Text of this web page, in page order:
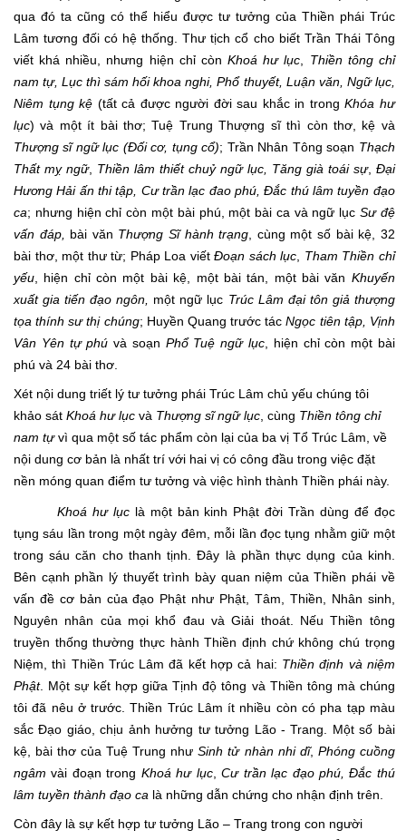
qua đó ta cũng có thể hiểu được tư tưởng của Thiền phái Trúc
Lâm tương đối có hệ thống. Thư tịch cổ cho biết Trần Thái Tông
viết khá nhiều, nhưng hiện chỉ cònKhoá hư lục
Thiền tông chỉ
nam tự, Lục thì sám hối khoa nghi, Phổ thuyết, Luận văn, Ngữ lục,
Niêm tụng kệ (tất cả được người đời sau khắc in trongKhóa hư
lục) và một ít bài thơ; Tuệ Trung Thượng sĩ thì còn thơ, kệ và
Thượng sĩ ngữ lục (Đối cơ, tụng cổ); Trần Nhân Tông soạn Thạch
Thất mỵ ngữ, Thiền lâm thiết chuỷ ngữ lục, Tăng già toái sự, Đại
Hương Hải ấn thi tập, Cư trần lạc đao phú, Đắc thú lâm tuyền đạo
ca; nhưng hiện chỉ còn một bài phú, một bài ca và ngữ lụcSư đệ
vấn đáp, bài văn Thượng Sĩ hành trạng , cùng một số bài kệ, 32
bài thơ, một thư từ; Pháp Loa viếtĐoạn sách lục
Tham Thiền chỉ
yếu , hiện chỉ còn một bài kệ, một bài tán, một bài văn Khuyến
xuất gia tiến đạo ngôn, một ngữ lục Trúc Lâm đại tôn giả thượng
tọa thính sư thị chúng; Huyền Quang trước tácNgọc tiên tập, Vịnh
Vân Yên tự phúvà soạn Phổ Tuệ ngữ lục, hiện chỉ còn một bài
phú và 24 bài thơ.
Xét nội dung triết lý tư tưởng phái Trúc Lâm chủ yếu chúng tôi
khảo sát Khoá hư lục và Thượng sĩ ngữ lục , cùng Thiền tông chỉ
nam tựvì qua một số tác phẩm còn lại của ba vị Tổ Trúc Lâm, về
nội dung cơ bản là nhất trí với hai vị có công đầu trong việc đặt
nền móng quan điểm tư tưởng và việc hình thành Thiền phái này.
Khoá hư lụclà một bản kinh Phật đời Trần dùng để đọc
tụng sáu lần trong một ngày đêm, mỗi lần đọc tụng nhằm giữ một
trong sáu căn cho thanh tịnh. Đây là phần thực dụng của kinh.
Bên cạnh phần lý thuyết trình bày quan niệm của Thiền phái về
vấn đề cơ bản của đạo Phật như Phật, Tâm, Thiền, Nhân sinh,
Nguyên nhân của mọi khổ đau và Giải thoát. Nếu Thiền tông
truyền thống thường thực hành Thiền định chứ không chú trọng
Niệm, thì Thiền Trúc Lâm đã kết hợp cả hai: Thiền định và niệm
Phật. Một sự kết hợp giữa Tịnh độ tông và Thiền tông mà chúng
tôi đã nêu ở trước. Thiền Trúc Lâm ít nhiều còn có pha tạp màu
sắc Đạo giáo, chịu ảnh hưởng tư tưởng Lão - Trang. Một số bài
kệ, bài thơ của Tuệ Trung nhưSinh tử nhàn nhi dĩ, Phóng cuồng
ngâm vài đoạn trong Khoá hư lục,Cư trần lạc đạo phú, Đắc thú
lâm tuyền thành đạo ca là những dẫn chứng cho nhận định trên.
Còn đây là sự kết hợp tư tưởng Lão – Trang trong con người